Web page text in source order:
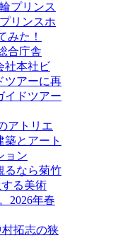
プリンス
リンスホ
みた！
合庁舎
社本社ビ
ツアーに再
イドツアー
アトリエ
築とアート
ョン
るなら菊竹
る美術
2026年春
拓志の狭